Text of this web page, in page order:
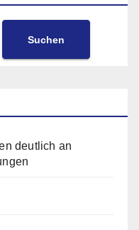
Suchen
deutlich an